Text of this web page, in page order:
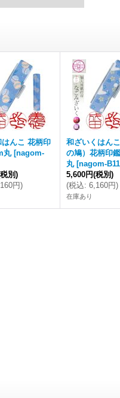
んこ 花柄印
丸 [nagom-
別)
円)
和ざいくはん
の鳩）花柄印
丸 [nagom-B11
5,600円(税別)
(税込: 6,160円)
在庫あり